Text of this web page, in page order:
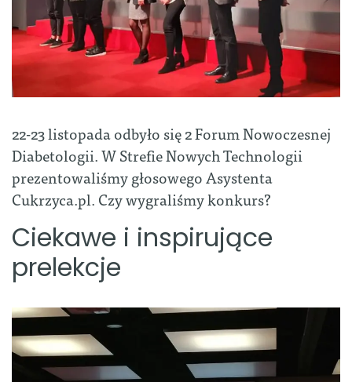
22-23 listopada odbyło się 2 Forum Nowoczesnej
Diabetologii. W Strefie Nowych Technologii
prezentowaliśmy głosowego Asystenta
Cukrzyca.pl. Czy wygraliśmy konkurs?
Ciekawe i inspirujące
prelekcje